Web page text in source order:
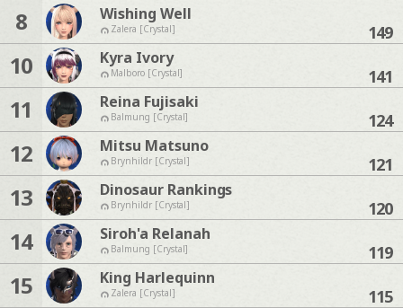
8 Wishing Well
Zalera [Crystal] 149
10 Kyra Ivory
Malboro [Crystal] 141
11 Reina Fujisaki
Balmung [Crystal] 124
12 Mitsu Matsuno
Brynhildr [Crystal] 121
13 Dinosaur Rankings
Brynhildr [Crystal] 120
14 Siroh'a Relanah
Balmung [Crystal] 119
15 King Harlequinn
Zalera [Crystal] 115